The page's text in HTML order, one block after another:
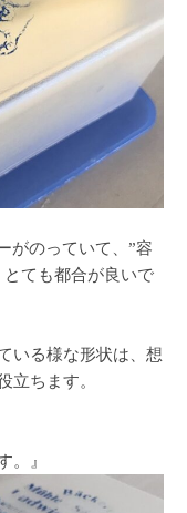
がのっていて、”容
ても都合が良いで
いる様な形状は、想
立ちます。
。』